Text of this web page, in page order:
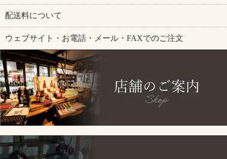
配送料について
ウェブサイト・お電話・メール・FAXでのご注文